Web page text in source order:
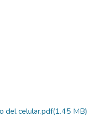
del celular.pdf(1.45 MB)